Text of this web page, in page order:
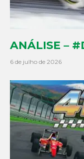
ANÁLISE –
6 de julho de 2026